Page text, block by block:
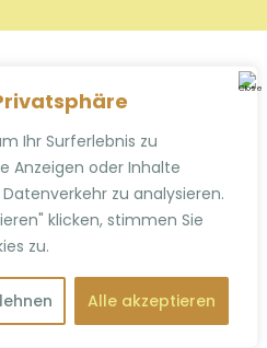
Ihr Surferlebnis zu
Anzeigen oder Inhalte
zu analysieren.
klicken, stimmen Sie
zu.
Alle akzeptieren